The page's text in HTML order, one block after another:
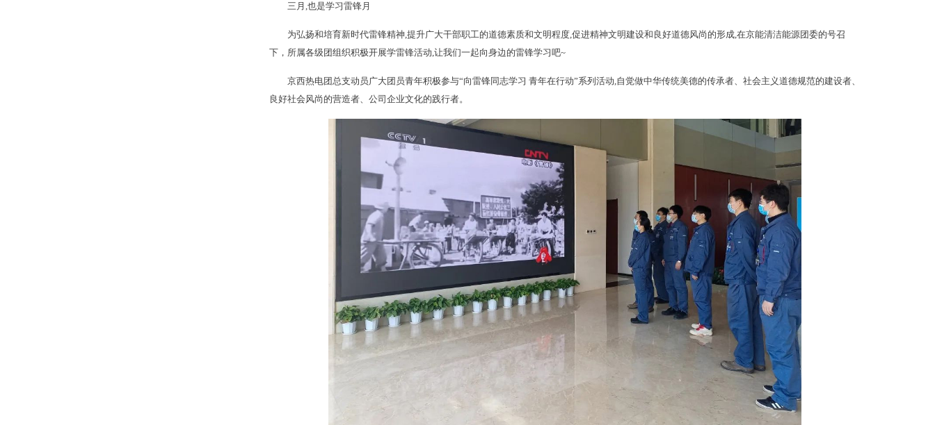
三月,也是学习雷锋月
为弘扬和培育新时代雷锋精神,提升广大干部职工的道德素质和文明程度,促进精神文明建设和良好道德风尚的形成,在京能清洁能源团委的号召
下，所属各级团组织积极开展学雷锋活动,让我们一起向身边的雷锋学习吧~
京西热电团总支动员广大团员青年积极参与“向雷锋同志学习 青年在行动”系列活动,自觉做中华传统美德的传承者、社会主义道德规范的建设者、
良好社会风尚的营造者、公司企业文化的践行者。